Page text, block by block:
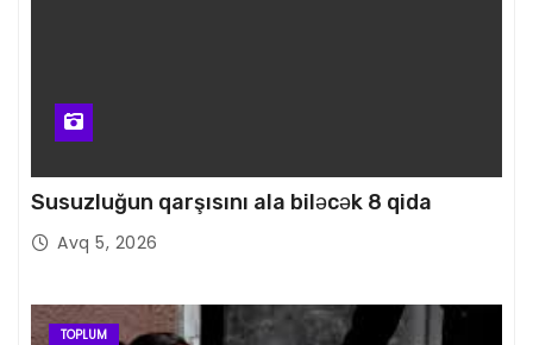
Susuzluğun qarşısını ala biləcək 8 qida
Avq 5, 2026
TOPLUM